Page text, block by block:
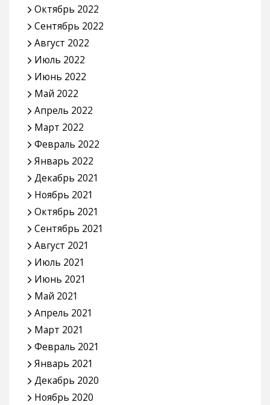
Октябрь 2022
Сентябрь 2022
Август 2022
Июль 2022
Июнь 2022
Май 2022
Апрель 2022
Март 2022
Февраль 2022
Январь 2022
Декабрь 2021
Ноябрь 2021
Октябрь 2021
Сентябрь 2021
Август 2021
Июль 2021
Июнь 2021
Май 2021
Апрель 2021
Март 2021
Февраль 2021
Январь 2021
Декабрь 2020
Ноябрь 2020